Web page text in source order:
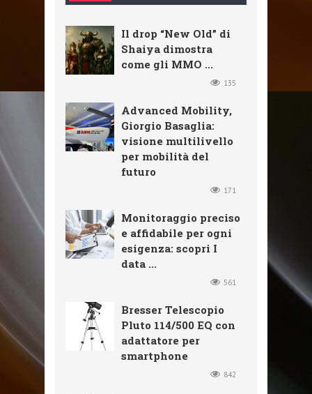
Il drop “New Old” di
Shaiya dimostra
come gli MMO ...
135
Advanced Mobility,
Giorgio Basaglia:
visione multilivello
per mobilità del
futuro
171
Monitoraggio preciso
e affidabile per ogni
esigenza: scopri I
data ...
561
Bresser Telescopio
Pluto 114/500 EQ con
adattatore per
smartphone
842